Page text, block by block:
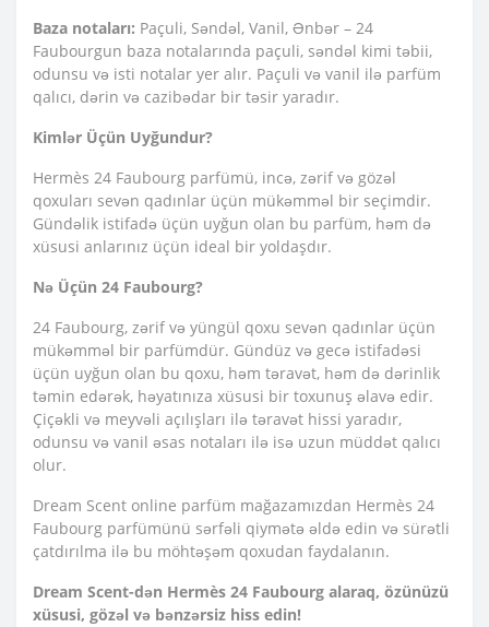
Baza notaları: Paçuli, Səndəl, Vanil, Ənbər – 24
Faubourgun baza notalarında paçuli, səndəl kimi təbii,
odunsu və isti notalar yer alır. Paçuli və vanil ilə parfüm
qalıcı, dərin və cazibədar bir təsir yaradır.
Kimlər Üçün Uyğundur?
Hermès 24 Faubourg parfümü, incə, zərif və gözəl
qoxuları sevən qadınlar üçün mükəmməl bir seçimdir.
Gündəlik istifadə üçün uyğun olan bu parfüm, həm də
xüsusi anlarınız üçün ideal bir yoldaşdır.
Nə Üçün 24 Faubourg?
24 Faubourg, zərif və yüngül qoxu sevən qadınlar üçün
mükəmməl bir parfümdür. Gündüz və gecə istifadəsi
üçün uyğun olan bu qoxu, həm təravət, həm də dərinlik
təmin edərək, həyatınıza xüsusi bir toxunuş əlavə edir.
Çiçəkli və meyvəli açılışları ilə təravət hissi yaradır,
odunsu və vanil əsas notaları ilə isə uzun müddət qalıcı
olur.
Dream Scent online parfüm mağazamızdan Hermès 24
Faubourg parfümünü sərfəli qiymətə əldə edin və sürətli
çatdırılma ilə bu möhtəşəm qoxudan faydalanın.
Dream Scent-dən Hermès 24 Faubourg alaraq, özünüzü
xüsusi, gözəl və bənzərsiz hiss edin!